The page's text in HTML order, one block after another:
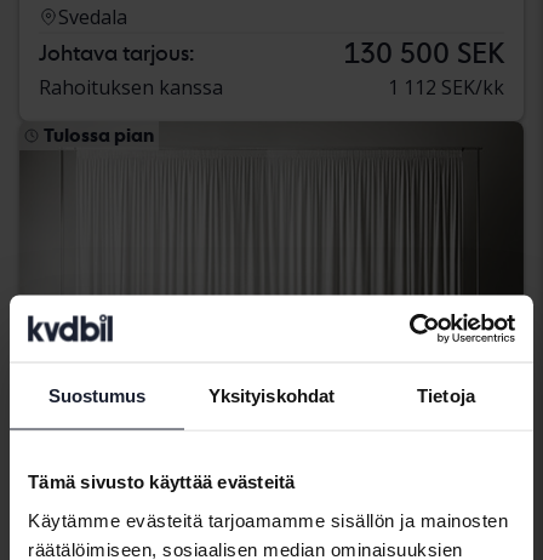
Suostumus Yksityiskohdat Tietoja
Tämä sivusto käyttää evästeitä
Käytämme evästeitä tarjoamamme sisällön ja mainosten
räätälöimiseen, sosiaalisen median ominaisuuksien
Svedala
Johtava tarjous: 130 500 SEK
Rahoituksen kanssa 1 112 SEK/kk
Tulossa pian
Nissan Qashqai